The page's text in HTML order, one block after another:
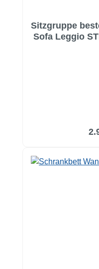
Sitzgruppe
Sofa Leggio